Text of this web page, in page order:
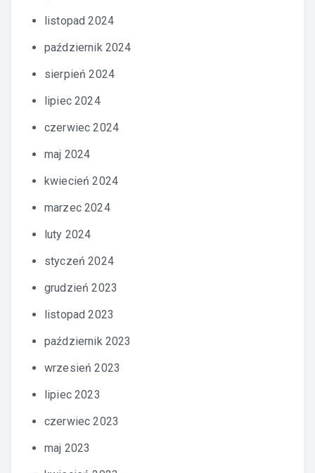
listopad 2024
październik 2024
sierpień 2024
lipiec 2024
czerwiec 2024
maj 2024
kwiecień 2024
marzec 2024
luty 2024
styczeń 2024
grudzień 2023
listopad 2023
październik 2023
wrzesień 2023
lipiec 2023
czerwiec 2023
maj 2023